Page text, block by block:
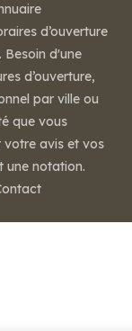
d’ouverture
Besoin d'une
d’ouverture,
par ville ou
que vous
votre avis et vos
une notation.